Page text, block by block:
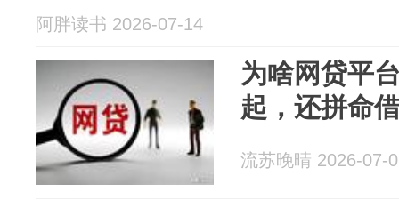
阿胖读书 2026-07-14
为啥网贷平
起，还拼命
流苏晚晴 2026-07-